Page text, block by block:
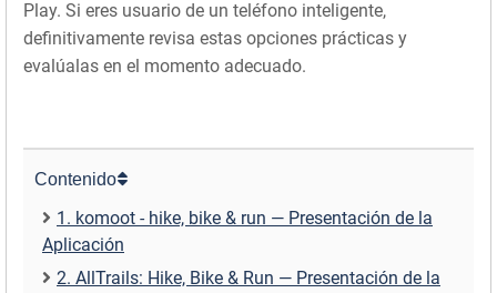
Play. Si eres usuario de un teléfono inteligente,
definitivamente revisa estas opciones prácticas y
evalúalas en el momento adecuado.
Contenido
1. komoot - hike, bike & run — Presentación de la
Aplicación
2. AllTrails: Hike, Bike & Run — Presentación de la